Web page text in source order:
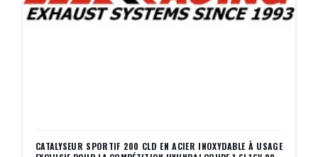
CATALYSEUR SPORTIF 200 CLD EN ACIER INOXYDABLE À USAGE